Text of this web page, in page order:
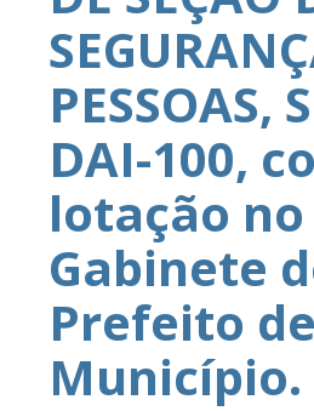
PESSOAS,
DAI-100,
lotação no
Gabinete
Prefeito
Município.